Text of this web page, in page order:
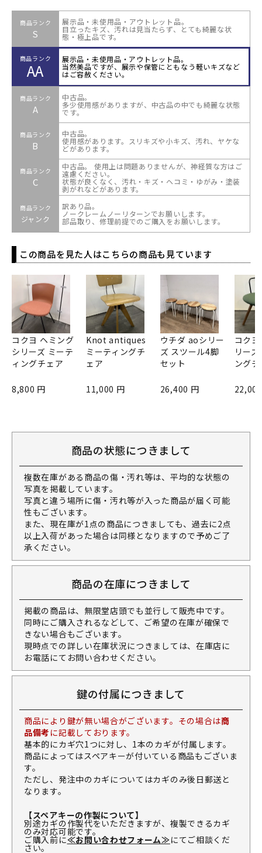
商品ランク
S
展示品・未使用品・アウトレット品。
目立ったキズ、汚れは見当たらず、とても綺麗な状
態・極上品です。
商品ランク
AA
展示品・未使用品・アウトレット品。
当然美品ですが、展示や保管にともなう軽いキズなど
はご容赦ください。
商品ランク
A
中古品。
多少使用感がありますが、中古品の中でも綺麗な状態
です。
商品ランク
B
中古品。
使用感があります。スリキズや小キズ、汚れ、ヤケな
どがあります。
商品ランク
C
中古品。 使用上は問題ありませんが、神経質な方はご
遠慮ください。
状態が良くなく、汚れ・キズ・ヘコミ・ゆがみ・塗装
剥がれなどがあります。
商品ランク
ジャンク
訳あり品。
ノークレームノーリターンでお願いします。
部品取り、修理前提でのご購入をお願いします。
この商品を見た人はこちらの商品も見ています
コクヨ ヘミング
シリーズ ミーテ
ィングチェア
8,800 円
Knot antiques
ミーティングチ
ェア
11,000 円
ウチダ aoシリー
ズ スツール4脚
セット
26,400 円
コク
リー
ング
商品の状態につきまして
複数在庫がある商品の傷・汚れ等は、平均的な状態の
写真を掲載しています。
写真と違う場所に傷・汚れ等が入った商品が届く可能
性もございます。
また、現在庫が1点の商品につきましても、過去に2点
以上入荷があった場合は同様となりますので予めご了
承ください。
商品の在庫につきまして
掲載の商品は、無限堂店頭でも並行して販売中です。
同時にご購入されるなどして、ご希望の在庫が確保で
きない場合もございます。
現時点での詳しい在庫状況につきましては、在庫店に
お電話にてお問い合わせください。
鍵の付属につきまして
商品により鍵が無い場合がございます。その場合は商
品備考 に記載しております。
基本的にカギ穴1つに対し、1本のカギが付属します。
商品によってはスペアキーが付いている商品もございま
す。
ただし、発注中のカギについてはカギのみ後日郵送と
なります。
【スペアキーの作製について】
別途カギの作製代をいただきますが、複製できるカギ
のみ対応可能です。
ご購入前に≪お問い合わせフォーム≫にてご相談くだ
さい。